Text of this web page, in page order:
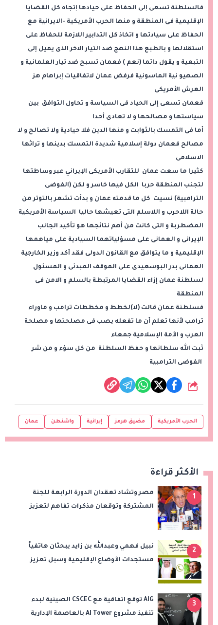
فالسلطنة تسعى إلى الحفاظ على حيادها إتجاه كل القضايا
الإقليمية فى المنطقة و منها الحرب الأمريكية -الايرانية مع
الحفاظ على سيادتها و اتخاذ كل التدابير اللازمة للحفاظ على
استقلالها و بالطبع هذا النهج ضد التيار الآخر الذى يميل إلى
التبعية و يقول دائما (نعم ) فعمان تسبح ضد تيار العلمانية و
الصهيو نية الماسونية فرفض عمان لاتفاقيات إبراهام هز
العرش الأمريكى
فعمان تسعى إلى الحياد فى السياسة و تحاول التوافق بين
سياستها و مصالحها و لا تعادى أحدا
أما فى التمسك بالثوابت و منها الدين فلا حيادية ولا تصالح و لا
مصالح فعمان دولة إسلامية شديدة التمسك بدينها و تراثها
الاسلامى
كثيرا ما سعت عمان للتقارب الأمريكى الإيراني عبر وساطتها
لتجنب المنطقة حربا الكل فيها خاسر و لكن (الفوضى
الترامبية) نسيت كل ما قدمته عمان و بدأت تشعر بالتوتر من
حالة اللاحرب و اللاسلم التى تعيشها حاليا السياسة الأمريكية
المضطربة و التى كانت من أهم نتائجها هو تأكيد الجانب
الإيرانى و العمانى على مسؤلياتهما السيادية على مياهمها
الإقليمية و ما يتوافق مع القانون الدولى فقد أكد وزير الخارجية
العمانى بدر البوسعيدى على الموقف المبدئى و المسئول
لسلطنة عمان إزاء القضايا المرتبطة بالسلم و الامن فى
المنطقة
فسلطنة عمان قالت (لا)لخطط و مخططات ترامب و ماوراء
ترامب لأنها تعلم أن ما تفعله يصب فى مصلحتها و مصلحة
العرب و الأمة الإسلامية جمعاء
ثبت الله سلطانها و حفظ السلطنة من كل سؤء و من شر
الفوضى الترامبية
شارك
الحرب الأمريكية مضيق هرمز إيرانية واشنطن عمان
الأكثر قراءة
1
مصر وتشاد تعقدان الدورة الرابعة للجنة
المشتركة وتوقعان مذكرات تفاهم لتعزيز
2
نبيل فهمي وعبدالله بن زايد يبحثان هاتفياً
مستجدات الأوضاع الإقليمية وسبل تعزيز
3
AIG توقع اتفاقية مع CSCEC الصينية لبدء
تنفيذ مشروع AI Tower بالعاصمة الإدارية